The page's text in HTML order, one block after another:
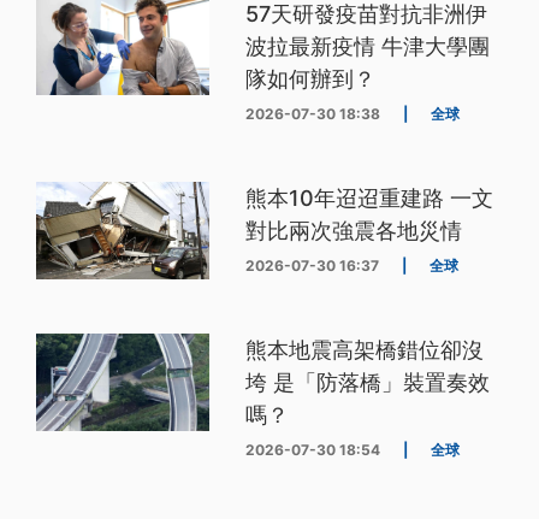
57天研發疫苗對抗非洲伊
波拉最新疫情 牛津大學團
隊如何辦到？
2026-07-30 18:38 全球
熊本10年迢迢重建路 一文
對比兩次強震各地災情
2026-07-30 16:37 全球
熊本地震高架橋錯位卻沒
垮 是「防落橋」裝置奏效
嗎？
2026-07-30 18:54 全球